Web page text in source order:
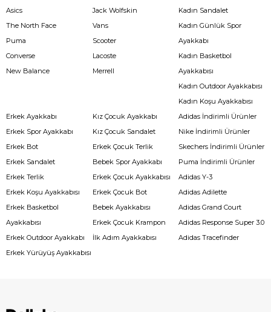
Asics
The North Face
Puma
Converse
New Balance
Jack Wolfskin
Vans
Scooter
Lacoste
Merrell
Kadın Sandalet
Kadın Günlük Spor
Ayakkabı
Kadın Basketbol
Ayakkabısı
Kadın Outdoor Ayakkabısı
Kadın Koşu Ayakkabısı
Erkek Ayakkabı
Erkek Spor Ayakkabı
Erkek Bot
Erkek Sandalet
Erkek Terlik
Erkek Koşu Ayakkabısı
Erkek Basketbol
Ayakkabısı
Erkek Outdoor Ayakkabı
Erkek Yürüyüş Ayakkabısı
Kız Çocuk Ayakkabı
Kız Çocuk Sandalet
Erkek Çocuk Terlik
Bebek Spor Ayakkabı
Erkek Çocuk Ayakkabısı
Erkek Çocuk Bot
Bebek Ayakkabısı
Erkek Çocuk Krampon
İlk Adım Ayakkabısı
Adidas İndirimli Ürünler
Nike İndirimli Ürünler
Skechers İndirimli Ürünler
Puma İndirimli Ürünler
Adidas Y-3
Adidas Adilette
Adidas Grand Court
Adidas Response Super 3.0
Adidas Tracefinder